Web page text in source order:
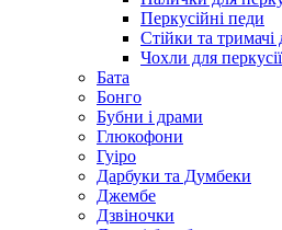
Перкусійні педи
Стійки та тримачі
Чохли для перкусії
Бата
Бонго
Бубни і драми
Глюкофони
Гуіро
Дарбуки та Думбеки
Джембе
Дзвіночки